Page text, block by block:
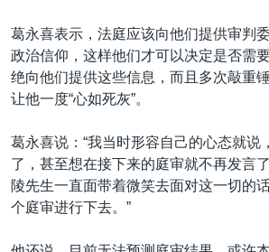
葛永喜表示，法庭应该向他们提供审判
政治信仰，这样他们才可以决定是否需
绝向他们提供这些信息，而且多次敲重
让他一度“心如死灰”。
葛永喜说：“我当时形容自己的心态就说
了，甚至想在接下来的庭审就不再发言
陵先生一直面带着微笑去面对这一切的
个庭审进行下去。”